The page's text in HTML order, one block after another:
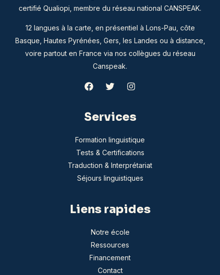
certifié Qualiopi, membre du réseau national CANSPEAK.
12 langues à la carte, en présentiel à Lons-Pau, côte
Basque, Hautes Pyrénées, Gers, les Landes ou à distance,
voire partout en France via nos collègues du réseau
Canspeak.
Services
Formation linguistique
Tests & Certifications
Traduction & Interprétariat
Séjours linguistiques
Liens rapides
Notre école
Ressources
Financement
Contact